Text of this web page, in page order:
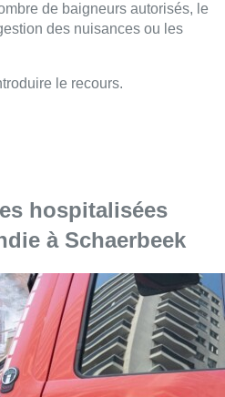
de baigneurs autorisés, le
des nuisances ou les
le recours.
hospitalisées
à Schaerbeek